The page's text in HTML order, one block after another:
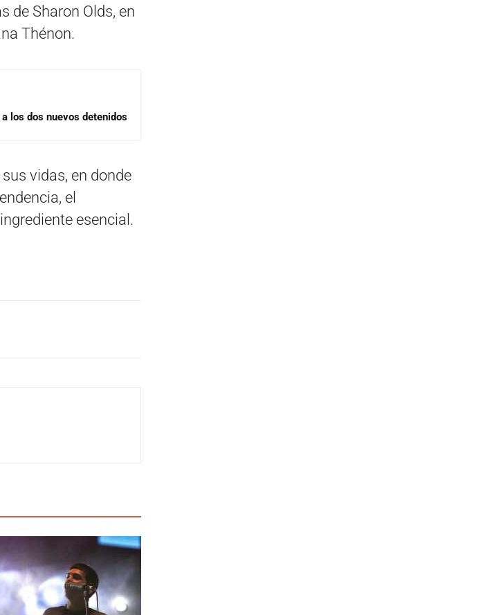
de Sharon Olds, en
Thénon.
los dos nuevos detenidos
vidas, en donde
el
esencial.